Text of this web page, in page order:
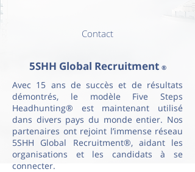
Contact
5SHH Global Recruitment ®
Avec 15 ans de succès et de résultats
démontrés, le modèle Five Steps
Headhunting® est maintenant utilisé
dans divers pays du monde entier. Nos
partenaires ont rejoint l’immense réseau
5SHH Global Recruitment®, aidant les
organisations et les candidats à se
connecter.